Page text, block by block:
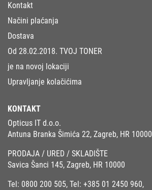
Kontakt
Načini plaćanja
Dostava
Od 28.02.2018. TVOJ TONER
je na novoj lokaciji
Upravljanje kolačićima
KONTAKT
Opticus IT d.o.o.
Antuna Branka Šimića 22, Zagreb, HR 10000
PRODAJA / URED / SKLADIŠTE
Savica Šanci 145, Zagreb, HR 10000
Tel: 0800 200 505, Tel: +385 01 2450 960,